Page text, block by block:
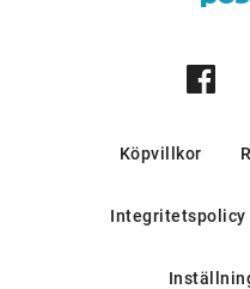
Köpvillkor
Integritetspolicy